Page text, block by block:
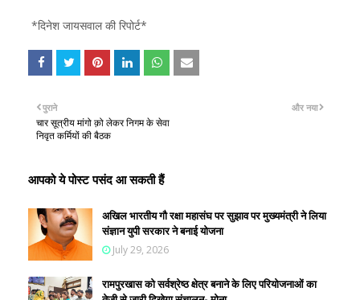
*दिनेश जायसवाल की रिपोर्ट*
और नया
पुराने
चार सूत्रीय मांगो क़ो लेकर निगम के सेवा
निवृत कर्मियों की बैठक
आपको ये पोस्ट पसंद आ सकती हैं
अखिल भारतीय गौ रक्षा महासंघ पर सुझाव पर मुख्यमंत्री ने लिया
संज्ञान युपी सरकार ने बनाई योजना
July 29, 2026
रामपुरखास को सर्वश्रेष्ठ क्षेत्र बनाने के लिए परियोजनाओं का